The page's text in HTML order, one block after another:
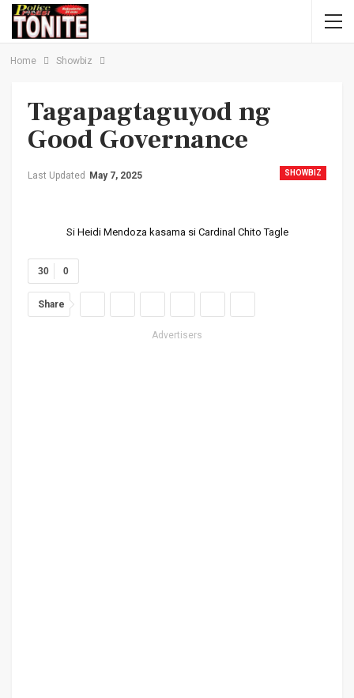
Home Showbiz
Tagapagtaguyod ng
Good Governance
SHOWBIZ
Last Updated May 7, 2025
Si Heidi Mendoza kasama si Cardinal Chito Tagle
0
30
Share
Advertisers